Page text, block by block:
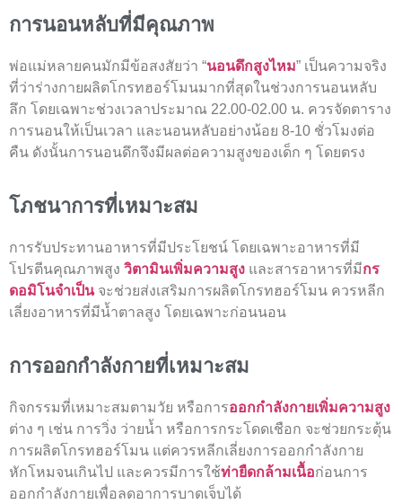
การนอนหลับที่มีคุณภาพ
พ่อแม่หลายคนมักมีข้อสงสัยว่า “นอนดึกสูงไหม” เป็นความจริง
ที่ว่าร่างกายผลิตโกรทฮอร์โมนมากที่สุดในช่วงการนอนหลับ
ลึก โดยเฉพาะช่วงเวลาประมาณ 22.00-02.00 น. ควรจัดตาราง
การนอนให้เป็นเวลา และนอนหลับอย่างน้อย 8-10 ชั่วโมงต่อ
คืน ดังนั้นการนอนดึกจึงมีผลต่อความสูงของเด็ก ๆ โดยตรง
โภชนาการที่เหมาะสม
การรับประทานอาหารที่มีประโยชน์ โดยเฉพาะอาหารที่มี
โปรตีนคุณภาพสูง วิตามินเพิ่มความสูง และสารอาหารที่มีกร
ดอมิโนจำเป็นจะช่วยส่งเสริมการผลิตโกรทฮอร์โมน ควรหลีก
เลี่ยงอาหารที่มีน้ำตาลสูง โดยเฉพาะก่อนนอน
การออกกำลังกายที่เหมาะสม
กิจกรรมที่เหมาะสมตามวัย หรือการออกกำลังกายเพิ่มความสูง
ต่าง ๆ เช่น การวิ่ง ว่ายน้ำ หรือการกระโดดเชือก จะช่วยกระตุ้น
การผลิตโกรทฮอร์โมน แต่ควรหลีกเลี่ยงการออกกำลังกาย
หักโหมจนเกินไป และควรมีการใช้ท่ายืดกล้ามเนื้อก่อนการ
ออกกำลังกายเพื่อลดอาการบาดเจ็บได้